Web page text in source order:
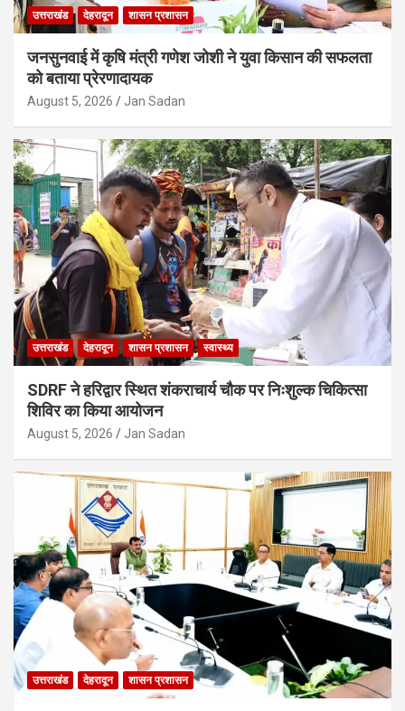
उत्तराखंड देहरादून शासन प्रशासन
जनसुनवाई में कृषि मंत्री गणेश जोशी ने युवा किसान की सफलता
को बताया प्रेरणादायक
August 5, 2026 Jan Sadan
उत्तराखंड देहरादून शासन प्रशासन स्वास्थ्य
SDRF ने हरिद्वार स्थित शंकराचार्य चौक पर निःशुल्क चिकित्सा
शिविर का किया आयोजन
August 5, 2026 Jan Sadan
उत्तराखंड देहरादून शासन प्रशासन